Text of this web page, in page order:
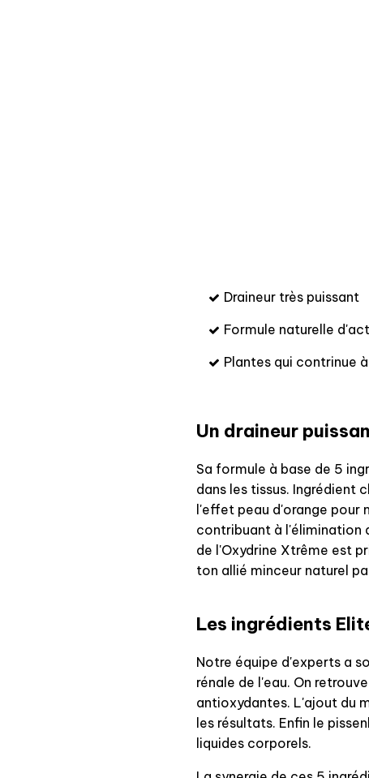
Draineur très puissant
Formule naturelle
Plantes qui contrinue
Un draineur
Sa formule à base de 5
dans les tissus. Ingrédient
l'effet peau d'orange pour
contribuant à l'élimination
de l'Oxydrine Xtrême est
ton allié minceur naturel
Les ingrédients
Notre équipe d'experts a
rénale de l'eau. On
antioxydantes. L'ajout du
les résultats. Enfin le
liquides corporels.